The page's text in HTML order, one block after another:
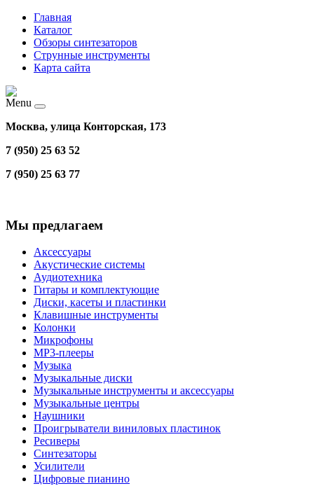
Главная
Каталог
Обзоры синтезаторов
Струнные инструменты
Карта сайта
Menu
Москва, улица Конторская, 173
7 (950) 25 63 52
7 (950) 25 63 77
Мы предлагаем
Аксессуары
Акустические системы
Аудиотехника
Гитары и комплектующие
Диски, касеты и пластинки
Клавишные инструменты
Колонки
Микрофоны
МР3-плееры
Музыка
Музыкальные диски
Музыкальные инструменты и аксессуары
Музыкальные центры
Наушники
Проигрыватели виниловых пластинок
Ресиверы
Синтезаторы
Усилители
Цифровые пианино